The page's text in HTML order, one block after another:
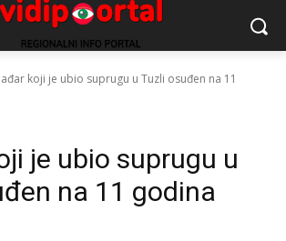
koji je ubio suprugu u Tuzli osuđen na 11
je ubio suprugu u
na 11 godina